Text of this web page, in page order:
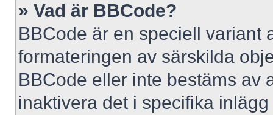
» Vad är BBCode?
BBCode är en speciell variant
formateringen av särskilda
BBCode eller inte bestäms av
inaktivera det i specifika